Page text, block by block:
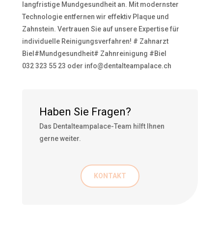
langfristige Mundgesundheit an. Mit modernster
Technologie entfernen wir effektiv Plaque und
Zahnstein. Vertrauen Sie auf unsere Expertise für
individuelle Reinigungsverfahren! # Zahnarzt
Biel#Mundgesundheit# Zahnreinigung #Biel
032 323 55 23 oder info@dentalteampalace.ch
Haben Sie Fragen?
Das Dentalteampalace-Team hilft Ihnen
gerne weiter.
KONTAKT